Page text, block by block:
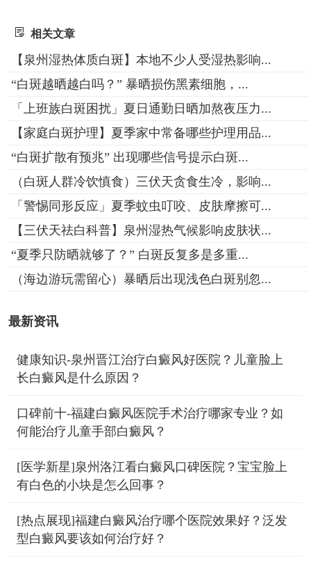
相关文章
【泉州湿热体质白斑】本地不少人受湿热影响...
“白斑越晒越白吗？” 暴晒损伤黑素细胞，...
「上班族白斑困扰」夏日通勤日晒加熬夜压力...
【家庭白斑护理】夏季家中常备哪些护理用品...
“白斑扩散有预兆” 出现哪些信号提示白斑...
（白斑人群冷饮慎食）三伏天贪食生冷，影响...
「警惕同形反应」夏季蚊虫叮咬、皮肤摩擦可...
【三伏天祛白科普】泉州湿热气候影响皮肤状...
“夏季只防晒就够了？” 白斑反复多是多重...
（海边游玩需留心）暴晒后出现浅色白斑别忽...
最新资讯
健康知识-泉州晋江治疗白癜风好医院？儿童脸上
长白癜风是什么原因？
口碑前十-福建白癜风医院手术治疗哪家专业？如
何能治疗儿童手部白癜风？
[医学新星]泉州洛江看白癜风口碑医院？宝宝脸上
有白色的小块是怎么回事？
[热点展现]福建白癜风治疗哪个医院效果好？泛发
型白癜风要该如何治疗好？